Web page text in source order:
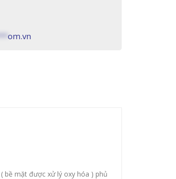
om.vn
bề mặt được xử lý oxy hóa ) phủ